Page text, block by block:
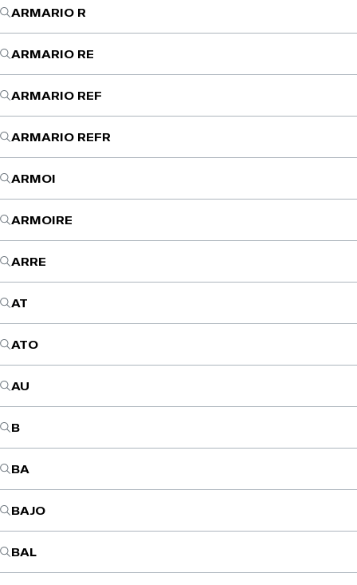
ARMARIO R
ARMARIO RE
ARMARIO REF
ARMARIO REFR
ARMOI
ARMOIRE
ARRE
AT
ATO
AU
B
BA
BAJO
BAL